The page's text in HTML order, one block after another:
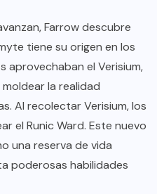
Farrow descubre
tiene su origen en los
aprovechaban el Verisium,
la realidad
Al recolectar Verisium, los
el Runic Ward. Este nuevo
una reserva de vida
poderosas habilidades